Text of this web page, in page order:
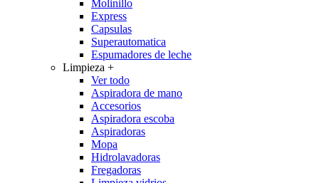
Molinillo
Express
Capsulas
Superautomatica
Espumadores de leche
Limpieza +
Ver todo
Aspiradora de mano
Accesorios
Aspiradora escoba
Aspiradoras
Mopa
Hidrolavadoras
Fregadoras